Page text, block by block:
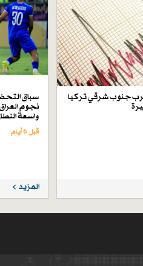
يضرب جنوب شرقي تركيا
سباق
نجوم
واسعة
قبل 6 أيام
المزيد